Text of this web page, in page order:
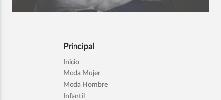
Principal
Inicio
Moda Mujer
Moda Hombre
Infantil